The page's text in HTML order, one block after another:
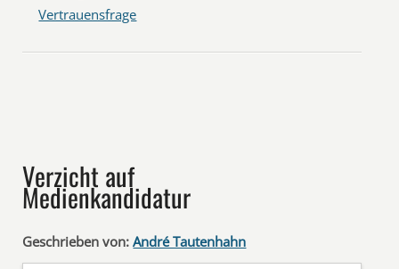
Vertrauensfrage
Verzicht auf
Medienkandidatur
Geschrieben von: André Tautenhahn